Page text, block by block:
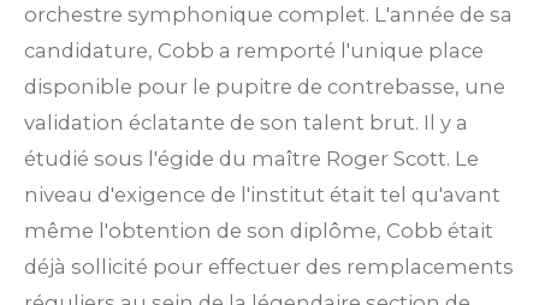
orchestre symphonique complet. L'année de sa
candidature, Cobb a remporté l'unique place
disponible pour le pupitre de contrebasse, une
validation éclatante de son talent brut. Il y a
étudié sous l'égide du maître Roger Scott. Le
niveau d'exigence de l'institut était tel qu'avant
même l'obtention de son diplôme, Cobb était
déjà sollicité pour effectuer des remplacements